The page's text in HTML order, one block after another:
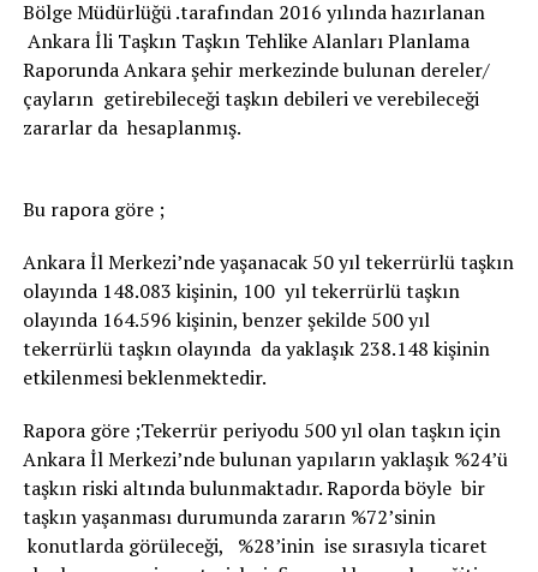
Bölge Müdürlüğü .tarafından 2016 yılında hazırlanan
Ankara İli Taşkın Taşkın Tehlike Alanları Planlama
Raporunda Ankara şehir merkezinde bulunan dereler/
çayların getirebileceği taşkın debileri ve verebileceği
zararlar da hesaplanmış.
Bu rapora göre ;
Ankara İl Merkezi’nde yaşanacak 50 yıl tekerrürlü taşkın
olayında 148.083 kişinin, 100 yıl tekerrürlü taşkın
olayında 164.596 kişinin, benzer şekilde 500 yıl
tekerrürlü taşkın olayında da yaklaşık 238.148 kişinin
etkilenmesi beklenmektedir.
Rapora göre ;Tekerrür periyodu 500 yıl olan taşkın için
Ankara İl Merkezi’nde bulunan yapıların yaklaşık %24’ü
taşkın riski altında bulunmaktadır. Raporda böyle bir
taşkın yaşanması durumunda zararın %72’sinin
konutlarda görüleceği, %28’inin ise sırasıyla ticaret